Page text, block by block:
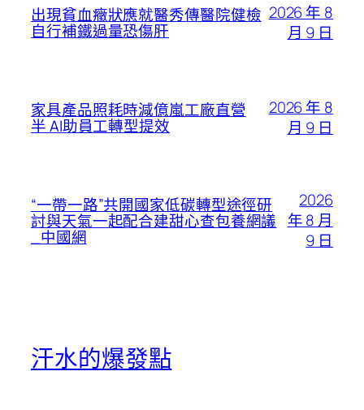
出現貧血癥狀應就醫秀傳醫院健檢
自行補鐵過量恐傷肝
2026 年 8
月 9 日
家具產品照耗時減億嵐工廠直營
半 AI助員工轉型提效
2026 年 8
月 9 日
“一帶一路”共開國家低碳轉型途徑研
討與天氣一起配合建甜心查包養網議
_中國網
2026
年 8 月
9 日
汗水的爆發點